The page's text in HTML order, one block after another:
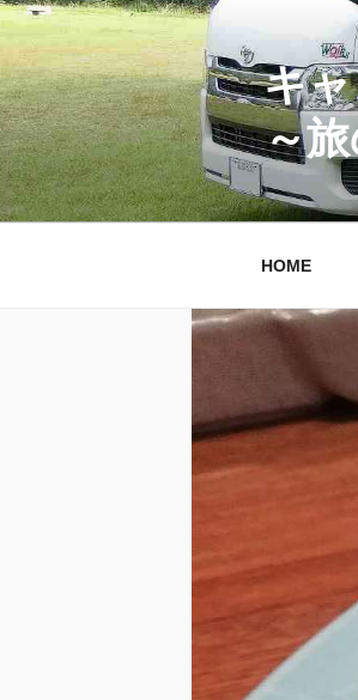
コ
テ
ン
ツ
へ
ス
キ
キ
～
HOME